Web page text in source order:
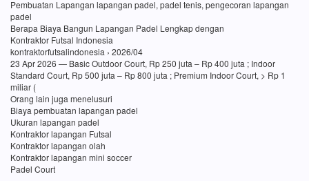
Pembuatan Lapangan lapangan padel, padel tenis, pengecoran lapangan
padel
Berapa Biaya Bangun Lapangan Padel Lengkap dengan
Kontraktor Futsal Indonesia
kontraktorfutsalindonesia › 2026/04
23 Apr 2026 — Basic Outdoor Court, Rp 250 juta – Rp 400 juta ; Indoor
Standard Court, Rp 500 juta – Rp 800 juta ; Premium Indoor Court, > Rp 1
miliar (
Orang lain juga menelusuri
Biaya pembuatan lapangan padel
Ukuran lapangan padel
Kontraktor lapangan Futsal
Kontraktor lapangan olah
Kontraktor lapangan mini soccer
Padel Court